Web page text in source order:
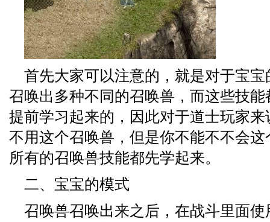
首先大家可以注意的，就是对于宝
召唤出多种不同的召唤兽，而这些技
提前学习起来的，因此对于道士玩家
不用这个召唤兽，但是你不能不不会
所有的召唤兽技能都先学起来。
二、宝宝的模式
召唤兽召唤出来之后，在战斗里面